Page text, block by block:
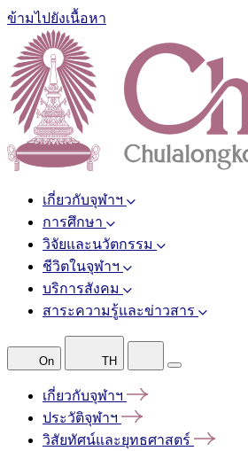
ข้ามไปยังเนื้อหา
เกี่ยวกับจุฬาฯ
การศึกษา
วิจัยและนวัตกรรม
ชีวิตในจุฬาฯ
บริการสังคม
สาระความรู้และข่าวสาร
On TH
เกี่ยวกับจุฬาฯ
ประวัติจุฬาฯ
วิสัยทัศน์และยุทธศาสตร์